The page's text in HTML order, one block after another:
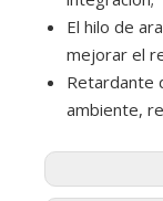
El hilo de
mejorar el
Retardante
ambiente,